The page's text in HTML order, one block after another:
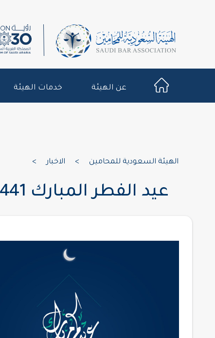
عن الهيئة خدمات الهيئة
الهيئة السعودية للمحامين > الاخبار >
عيد الفطر المبارك 1441هـ